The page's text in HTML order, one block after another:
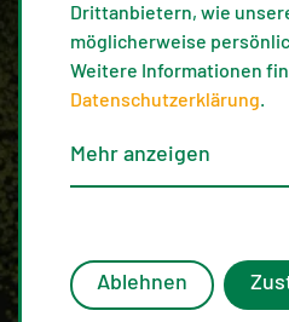
Drittanbietern, wie
möglicherweise
Weitere Informationen
Datenschutzerklärung.
Mehr anzeigen
Ablehnen